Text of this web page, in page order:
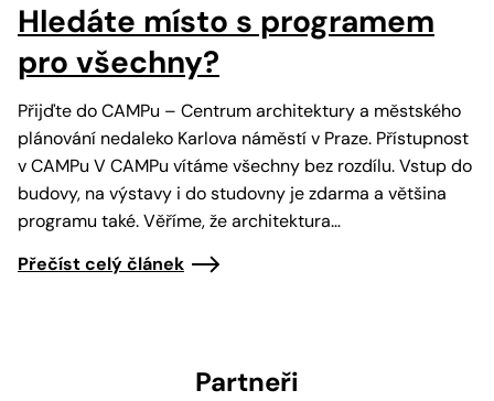
Hledáte místo s programem
pro všechny?
Přijďte do CAMPu – Centrum architektury a městského
plánování nedaleko Karlova náměstí v Praze. Přístupnost
v CAMPu V CAMPu vítáme všechny bez rozdílu. Vstup do
budovy, na výstavy i do studovny je zdarma a většina
programu také. Věříme, že architektura…
Přečíst celý článek
Partneři